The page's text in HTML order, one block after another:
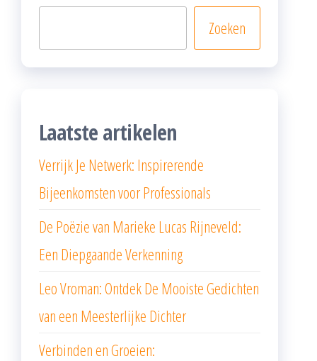
Zoeken
Laatste artikelen
Verrijk Je Netwerk: Inspirerende
Bijeenkomsten voor Professionals
De Poëzie van Marieke Lucas Rijneveld:
Een Diepgaande Verkenning
Leo Vroman: Ontdek De Mooiste Gedichten
van een Meesterlijke Dichter
Verbinden en Groeien: